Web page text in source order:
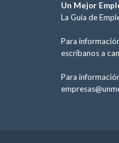
Un Mejor
La Guía de
Para
escríbanos a
Para